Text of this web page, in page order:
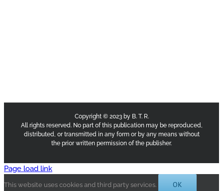
Copyright © 2023 by B. T. R.
All rights reserved. No part of this publication may be reproduced,
distributed, or transmitted in any form or by any means without
the prior written permission of the publisher.
Page load link
This website uses cookies and third party services. OK